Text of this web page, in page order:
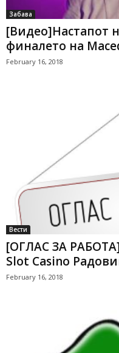
Забава
[Видео]Настапот
финалето на
February 16, 2018
Вести
[ОГЛАС ЗА
Slot Casino
February 16, 2018